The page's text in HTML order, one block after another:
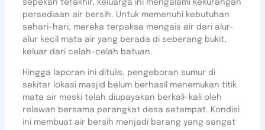
sepekan terakhir, keluarga ini mengalami kekurangan
persediaan air bersih. Untuk memenuhi kebutuhan
sehari-hari, mereka terpaksa mengais air dari alur-
alur kecil mata air yang berada di seberang bukit,
keluar dari celah-celah batuan.
Hingga laporan ini ditulis, pengeboran sumur di
sekitar lokasi masjid belum berhasil menemukan titik
mata air meski telah diupayakan berkali-kali oleh
relawan bersama perangkat desa setempat. Kondisi
ini membuat air bersih menjadi barang yang sangat